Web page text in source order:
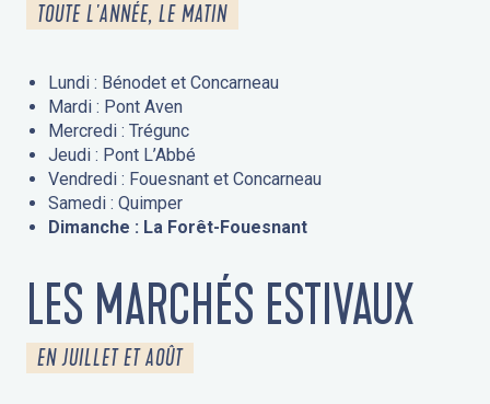
TOUTE L'ANNÉE, LE MATIN
Lundi : Bénodet et Concarneau
Mardi : Pont Aven
Mercredi : Trégunc
Jeudi : Pont L’Abbé
Vendredi : Fouesnant et Concarneau
Samedi : Quimper
Dimanche : La Forêt-Fouesnant
LES MARCHÉS ESTIVAUX
EN JUILLET ET AOÛT